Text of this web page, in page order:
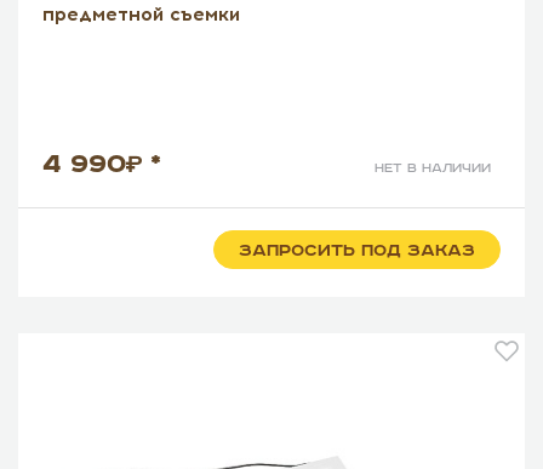
предметной съемки
4 990 * нет в наличии
ЗАПРОСИТЬ ПОД ЗАКАЗ